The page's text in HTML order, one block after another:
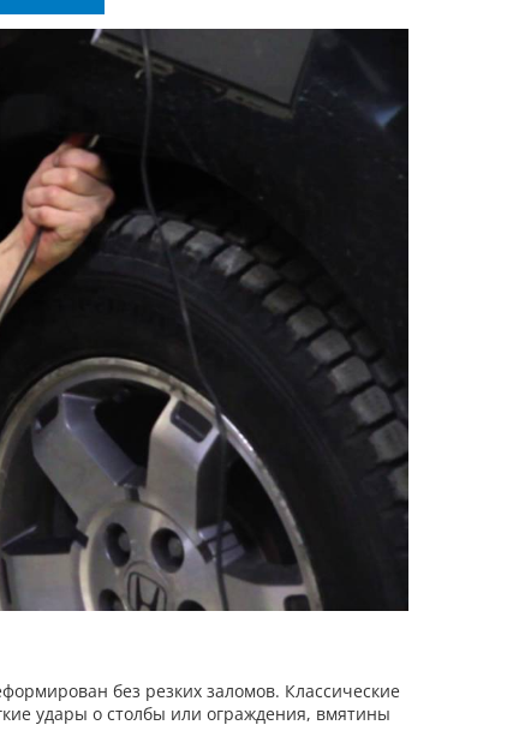
без резких заломов. Классические
удары о столбы или ограждения, вмятины